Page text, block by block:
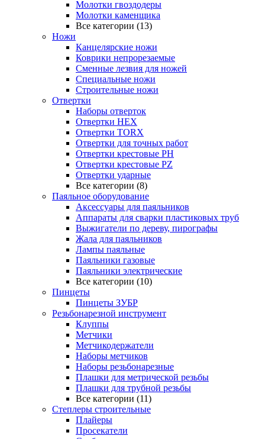
Молотки гвоздодеры
Молотки каменщика
Все категории (13)
Ножи
Канцелярские ножи
Коврики непрорезаемые
Сменные лезвия для ножей
Специальные ножи
Строительные ножи
Отвертки
Наборы отверток
Отвертки HEX
Отвертки TORX
Отвертки для точных работ
Отвертки крестовые PH
Отвертки крестовые PZ
Отвертки ударные
Все категории (8)
Паяльное оборудование
Аксессуары для паяльников
Аппараты для сварки пластиковых труб
Выжигатели по дереву, пирографы
Жала для паяльников
Лампы паяльные
Паяльники газовые
Паяльники электрические
Все категории (10)
Пинцеты
Пинцеты ЗУБР
Резьбонарезной инструмент
Клуппы
Метчики
Метчикодержатели
Наборы метчиков
Наборы резьбонарезные
Плашки для метрической резьбы
Плашки для трубной резьбы
Все категории (11)
Степлеры строительные
Плайеры
Просекатели